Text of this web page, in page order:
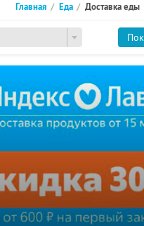
Главная Еда Доставка еды